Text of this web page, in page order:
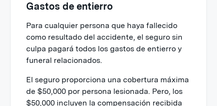
Gastos de entierro
Para cualquier persona que haya fallecido
como resultado del accidente, el seguro sin
culpa pagará todos los gastos de entierro y
funeral relacionados.
El seguro proporciona una cobertura máxima
de $50,000 por persona lesionada. Pero, los
$50,000 incluyen la compensación recibida